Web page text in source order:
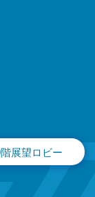
展望ロビー